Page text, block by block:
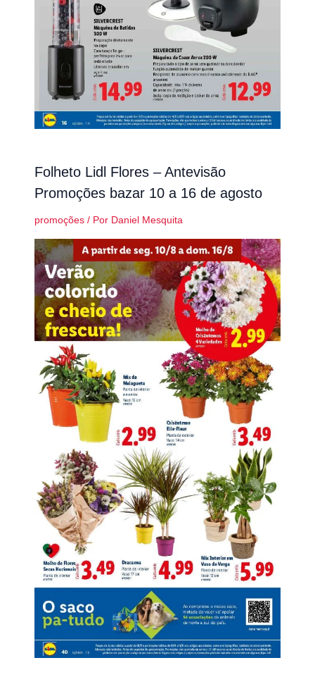
Folheto Lidl Flores – Antevisão
Promoções bazar 10 a 16 de agosto
promoções/ Por Daniel Mesquita